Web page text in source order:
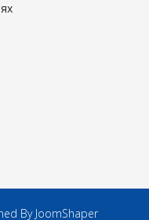
By JoomShaper